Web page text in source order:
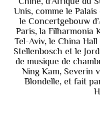
Unis, comme le
le Concertgebouw
Paris, la Filharmonia
Tel-Aviv, le China
Stellenbosch et le
de musique de
Ning Kam, Severin
Blondelle, et fait